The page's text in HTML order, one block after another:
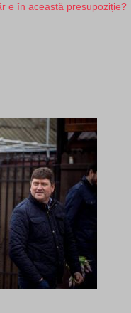
e în această presupoziție?